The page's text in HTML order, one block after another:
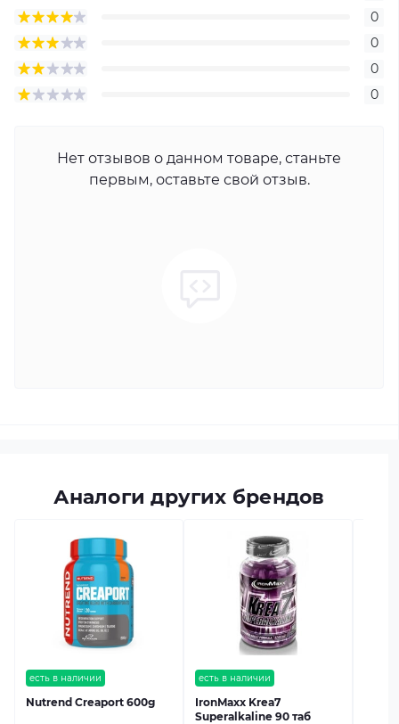
0
0
0
0
Нет отзывов о данном товаре, станьте
первым, оставьте свой отзыв.
Аналоги других брендов
есть в наличии
Nutrend Creaport 600g
есть в наличии
IronMaxx Krea7
Superalkaline 90 таб